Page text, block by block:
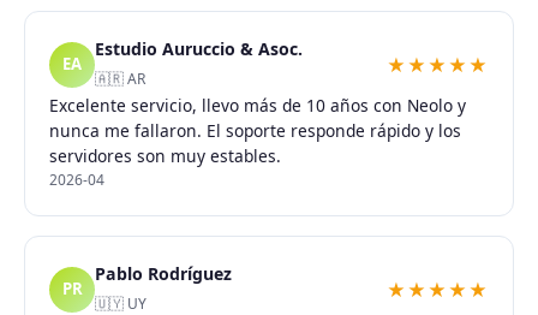
EA
Estudio Auruccio & Asoc.
🇦🇷 AR
★★★★★
Excelente servicio, llevo más de 10 años con Neolo y
nunca me fallaron. El soporte responde rápido y los
servidores son muy estables.
2026-04
PR
Pablo Rodríguez
🇺🇾 UY
★★★★★